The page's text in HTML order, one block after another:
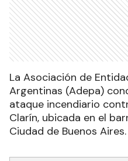
La Asociación de
Argentinas (Adepa)
ataque incendiario
Clarín, ubicada en el
Ciudad de Buenos Aires.